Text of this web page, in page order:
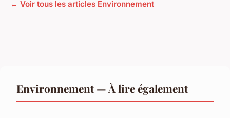
← Voir tous les articles Environnement
Environnement — À lire également